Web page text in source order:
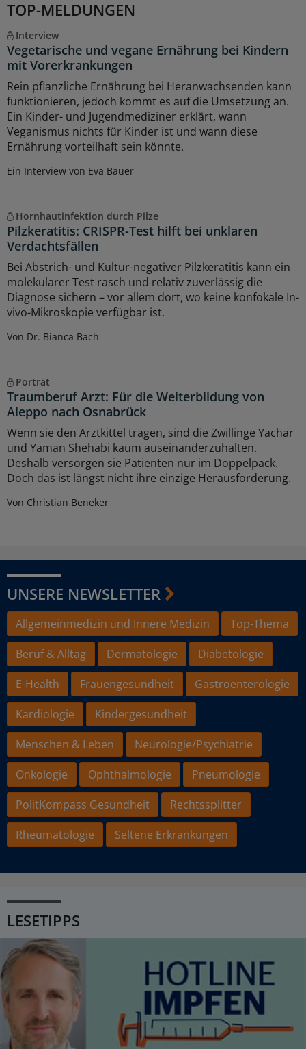
TOP-MELDUNGEN
Interview
Vegetarische und vegane Ernährung bei Kindern
mit Vorerkrankungen
Rein pflanzliche Ernährung bei Heranwachsenden kann
funktionieren, jedoch kommt es auf die Umsetzung an.
Ein Kinder- und Jugendmediziner erklärt, wann
Veganismus nichts für Kinder ist und wann diese
Ernährung vorteilhaft sein könnte.
Ein Interview von Eva Bauer
Hornhautinfektion durch Pilze
Pilzkeratitis: CRISPR-Test hilft bei unklaren
Verdachtsfällen
Bei Abstrich- und Kultur-negativer Pilzkeratitis kann ein
molekularer Test rasch und relativ zuverlässig die
Diagnose sichern – vor allem dort, wo keine konfokale In-
vivo-Mikroskopie verfügbar ist.
Von Dr. Bianca Bach
Porträt
Traumberuf Arzt: Für die Weiterbildung von
Aleppo nach Osnabrück
Wenn sie den Arztkittel tragen, sind die Zwillinge Yachar
und Yaman Shehabi kaum auseinanderzuhalten.
Deshalb versorgen sie Patienten nur im Doppelpack.
Doch das ist längst nicht ihre einzige Herausforderung.
Von Christian Beneker
UNSERE NEWSLETTER
Allgemeinmedizin und Innere Medizin
Top-Thema
Beruf & Alltag
Dermatologie
Diabetologie
E-Health
Frauengesundheit
Gastroenterologie
Kardiologie
Kindergesundheit
Menschen & Leben
Neurologie/Psychiatrie
Onkologie
Ophthalmologie
Pneumologie
PolitKompass Gesundheit
Rechtssplitter
Rheumatologie
Seltene Erkrankungen
LESETIPPS